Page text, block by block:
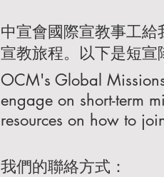
中宣會國際宣教事工
宣教旅程。以下是短宣
OCM's Global
engage on short-term
resources on how to
​我們的聯絡方式：